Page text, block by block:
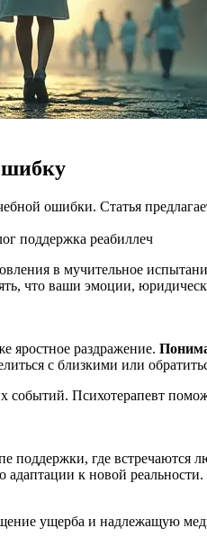
ошибки. Статья
поддержка реабиллеч
в мучительное
что ваши эмоции,
яростное раздражение.
с близкими или
Психотерапевт
поддержки, где
к новой реальности.
ущерба и надлежащую